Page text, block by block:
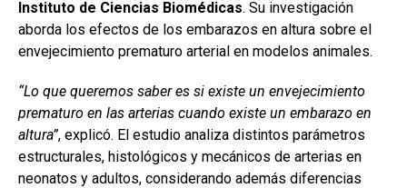
Instituto de Ciencias Biomédicas. Su investigación
aborda los efectos de los embarazos en altura sobre el
envejecimiento prematuro arterial en modelos animales.
“Lo que queremos saber es si existe un envejecimiento
prematuro en las arterias cuando existe un embarazo en
altura”, explicó. El estudio analiza distintos parámetros
estructurales, histológicos y mecánicos de arterias en
neonatos y adultos, considerando además diferencias